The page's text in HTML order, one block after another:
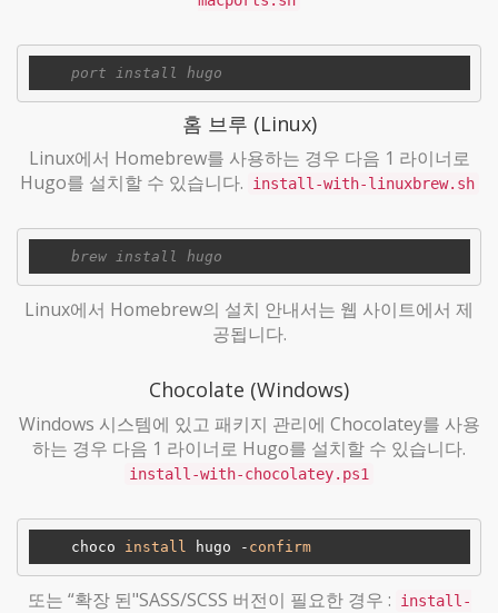
홈 브루 (Linux)
Linux에서 Homebrew를 사용하는 경우 다음 1 라이너로
Hugo를 설치할 수 있습니다.
install-with-linuxbrew.sh
Linux에서 Homebrew의 설치 안내서는 웹 사이트에서 제
공됩니다.
Chocolate (Windows)
Windows 시스템에 있고 패키지 관리에 Chocolatey를 사용
하는 경우 다음 1 라이너로 Hugo를 설치할 수 있습니다.
install-with-chocolatey.ps1
    choco
install hugo - confirm
또는 “확장 된"SASS/SCSS 버전이 필요한 경우 :
install-